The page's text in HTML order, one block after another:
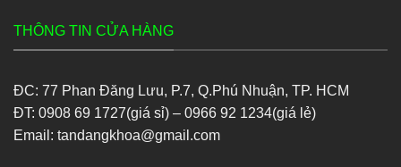
THÔNG TIN CỬA HÀNG
ĐC: 77 Phan Đăng Lưu, P.7, Q.Phú Nhuận, TP. HCM
ĐT: 0908 69 1727(giá sỉ) – 0966 92 1234(giá lẻ)
Email: tandangkhoa@gmail.com